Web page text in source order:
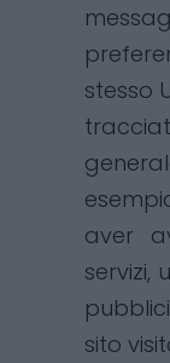
stesso
aver
servizi,
sito